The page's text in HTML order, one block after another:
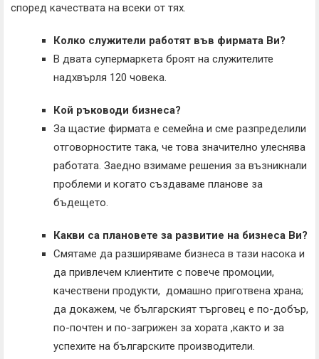
според качествата на всеки от тях.
Колко служители работят във фирмата Ви?
В двата супермаркета броят на служителите
надхвърля 120 човека.
Кой ръководи бизнеса?
За щастие фирмата е семейна и сме разпределили
отговорностите така, че това значително улеснява
работата. Заедно взимаме решения за възникнали
проблеми и когато създаваме планове за
бъдещето.
Какви са плановете за развитие на бизнеса Ви?
Смятаме да разширяваме бизнеса в тази насока и
да привлечем клиентите с повече промоции,
качествени продукти, домашно приготвена храна;
да докажем, че българският търговец е по-добър,
по-почтен и по-загрижен за хората ,както и за
успехите на българските производители.